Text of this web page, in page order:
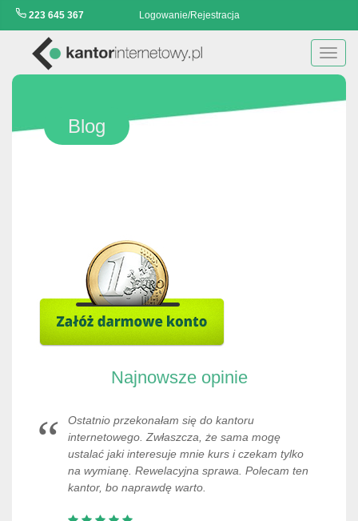
223 645 367 Logowanie/Rejestracja
Blog
Najnowsze opinie
Ostatnio przekonałam się do kantoru
internetowego. Zwłaszcza, że sama mogę
ustalać jaki interesuje mnie kurs i czekam tylko
na wymianę. Rewelacyjna sprawa. Polecam ten
kantor, bo naprawdę warto.